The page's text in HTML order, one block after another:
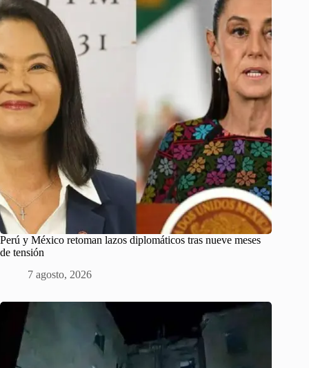
Perú y México retoman lazos diplomáticos tras nueve meses
de tensión
7 agosto, 2026